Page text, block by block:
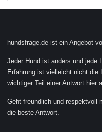
hundsfrage.de ist ein Angebot
Jeder Hund ist anders und jede
Erfahrung ist vielleicht nicht die
wichtiger Teil einer Antwort hier
Geht freundlich und respektvoll
die beste Antwort.